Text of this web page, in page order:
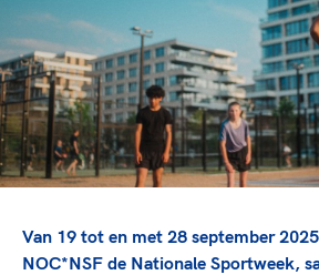
Sportonderzoek
Sportakkoord II
Game Changer
TeamNL kids
Veilige en integere sport
Diversiteit en inclusie
Gezonde sportomgeving
Duurzaamheid
Bekwaam sportkader
Vitale clubs en bestuurlijk kader
Sportmatch
TeamNL Academie Kalender
Kennisaanbod TeamNL Experts
TeamNL Sport Science Centre
Paralympische Spelen LA28
Europese Spelen Istanbul 2027
Van 19 tot en met 28 september
NOC*NSF de Nationale Sportweek,